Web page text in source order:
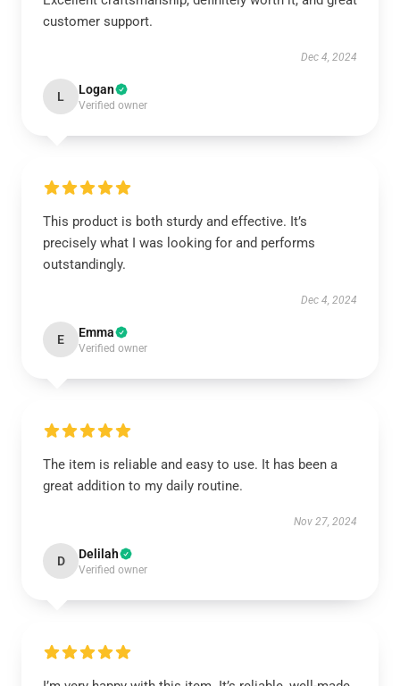
customer support.
Dec 4, 2024
L Logan
Verified owner
This product is both sturdy and effective. It’s
precisely what I was looking for and performs
outstandingly.
Dec 4, 2024
E Emma
Verified owner
The item is reliable and easy to use. It has been a
great addition to my daily routine.
Nov 27, 2024
D Delilah
Verified owner